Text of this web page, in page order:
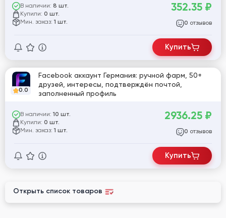
В наличии: 8 шт.
Купили: 0 шт.
Мин. заказ: 1 шт.
352.35 ₽
0 отзывов
Купить
0.0
Facebook аккаунт Германия: ручной фарм, 50+
друзей, интересы, подтверждён почтой,
заполненный профиль
В наличии: 10 шт.
Купили: 0 шт.
Мин. заказ: 1 шт.
2936.25 ₽
0 отзывов
Купить
Открыть список товаров